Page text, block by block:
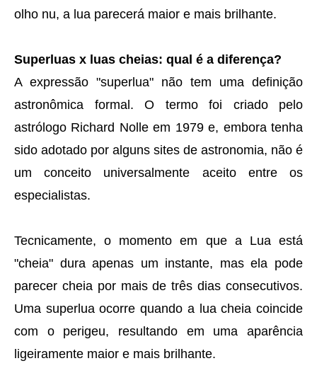
olho nu, a lua parecerá maior e mais brilhante.
Superluas x luas cheias: qual é a diferença?
A expressão "superlua" não tem uma definição
astronômica formal. O termo foi criado pelo
astrólogo Richard Nolle em 1979 e, embora tenha
sido adotado por alguns sites de astronomia, não é
um conceito universalmente aceito entre os
especialistas.
Tecnicamente, o momento em que a Lua está
"cheia" dura apenas um instante, mas ela pode
parecer cheia por mais de três dias consecutivos.
Uma superlua ocorre quando a lua cheia coincide
com o perigeu, resultando em uma aparência
ligeiramente maior e mais brilhante.